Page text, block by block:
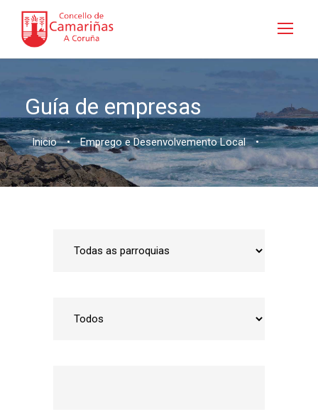
Guía de empresas
Inicio • Emprego e Desenvolvemento Local •